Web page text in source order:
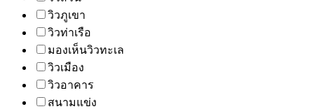
วิวภูเขา
วิวท่าเรือ
มองเห็นวิวทะเล
วิวเมือง
วิวอาคาร
สนามแข่ง